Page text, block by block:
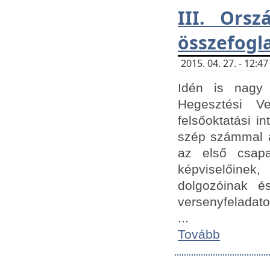
III.
2015. 04. 27. -
Idén is nagy
Hegesztési
felsőoktatási
szép számmal
az első
dolgozóinak
...
Tovább